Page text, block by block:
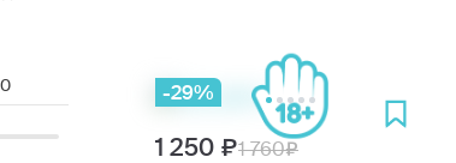
-29%
1 250
1 760